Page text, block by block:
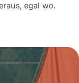
egal wo.